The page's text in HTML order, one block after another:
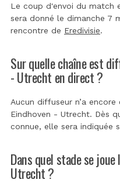
Le coup d'envoi du match
sera donné le dimanche 7
rencontre de Eredivisie.
Sur quelle chaîne est
- Utrecht en direct ?
Aucun diffuseur n’a
Eindhoven - Utrecht. Dès
connue, elle sera indiquée
Dans quel stade se
Utrecht ?